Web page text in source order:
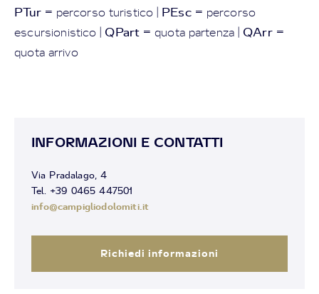
PTur = percorso turistico | PEsc= percorso
escursionistico | QPart = quota partenza | QArr=
quota arrivo
INFORMAZIONI E CONTATTI
Via Pradalago, 4
Tel. +39 0465 447501
info@campigliodolomiti.it
Richiedi informazioni